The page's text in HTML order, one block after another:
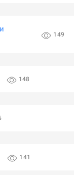
149
148
141